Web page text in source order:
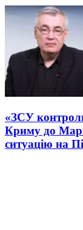
«ЗСУ
Криму до
ситуацію на